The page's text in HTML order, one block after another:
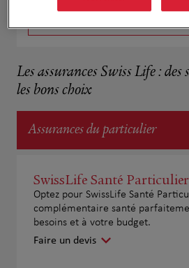
Les assurances Swiss Life :
les bons choix
Assurances du particulier
SwissLife Santé
Optez pour SwissLife Santé
complémentaire santé
besoins et à votre budget.
Faire un devis